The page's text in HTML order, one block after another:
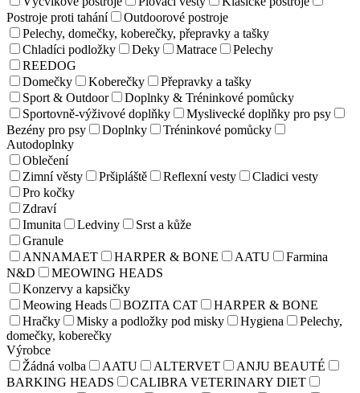
Postroje proti tahání
Outdoorové postroje
Pelechy, domečky, koberečky, přepravky a tašky
Chladíci podložky
Deky Matrace
Pelechy
REEDOG
Domečky
Koberečky
Přepravky a tašky
Sport & Outdoor
Doplnky & Tréninkové pomůcky
Sportovně-výživové doplňky
Myslivecké doplňky pro psy
Bezény pro psy
Doplnky
Tréninkové pomůcky
Autodoplnky
Oblečení
Zimní věsty
Pršipláště Reflexní vesty
Cladici vesty
Pro kočky
Zdraví
Imunita
Ledviny
Srst a kůže
Granule
ANNAMAET
HARPER & BONE AATU
Farmina
N&D
MEOWING HEADS
Konzervy a kapsičky
Meowing Heads
BOZITA CAT
HARPER & BONE
Hračky
Misky a podložky pod misky Hygiena
Pelechy,
domečky, koberečky
Výrobce
Žádná volba
AATU ALTERVET
ANJU BEAUTÉ
BARKING HEADS
CALIBRA VETERINARY DIET